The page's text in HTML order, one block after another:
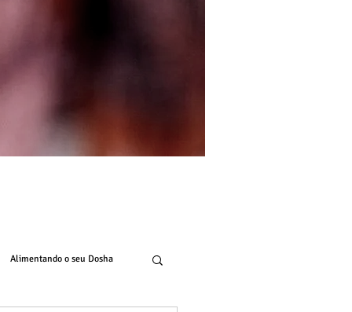
Alimentando o seu Dosha